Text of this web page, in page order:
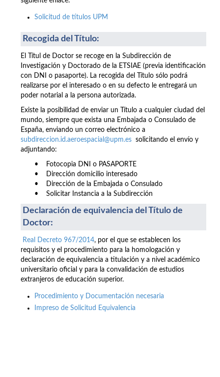
Solicitud de títulos UPM
Recogida del Título:
El Títul de Doctor se recoge en la Subdirección de
Investigación y Doctorado de la ETSIAE (previa identificación
con DNI o pasaporte). La recogida del Título sólo podrá
realizarse por el interesado o en su defecto le entregará un
poder notarial a la persona autorizada.
Existe la posibilidad de enviar un Título a cualquier ciudad del
mundo, siempre que exista una Embajada o Consulado de
España, enviando un correo electrónico a
subdireccion.id.aeroespacial@upm.es solicitando el envío y
adjuntando:
• Fotocopia DNI o PASAPORTE
• Dirección domicilio interesado
• Dirección de la Embajada o Consulado
• Solicitar Instancia a la Subdirección
Declaración de equivalencia del Título de
Doctor:
Real Decreto 967/2014, por el que se establecen los
requisitos y el procedimiento para la homologación y
declaración de equivalencia a titulación y a nivel académico
universitario oficial y para la convalidación de estudios
extranjeros de educación superior.
Procedimiento y Documentación necesaria
Impreso de Solicitud Equivalencia